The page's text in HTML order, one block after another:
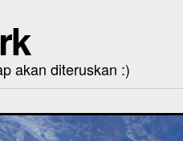
akan diteruskan :)